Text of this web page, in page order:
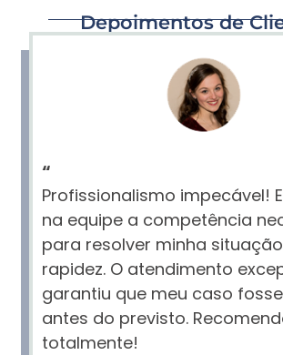
Depoimentos de
“
Profissionalismo impecável!
na equipe a competência
para resolver minha
rapidez. O atendimento
garantiu que meu caso
antes do previsto.
totalmente!